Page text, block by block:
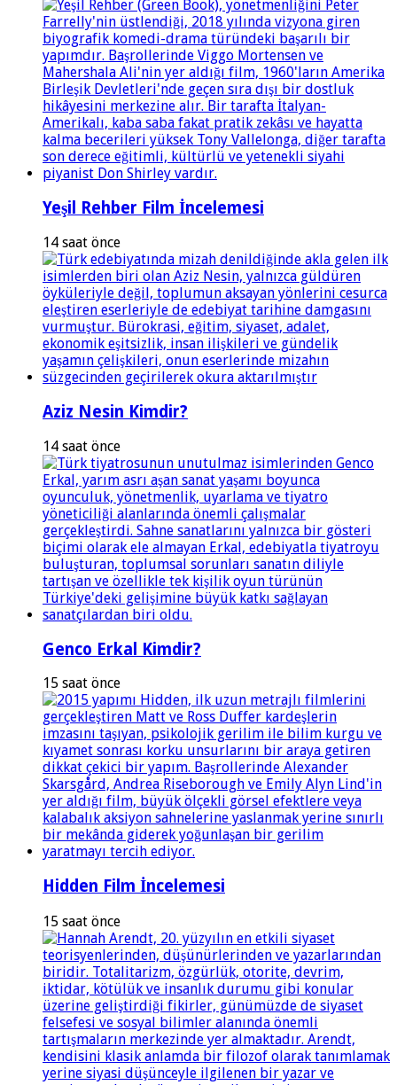
Yeşil Rehber Film İncelemesi
14 saat önce
Aziz Nesin Kimdir?
14 saat önce
Genco Erkal Kimdir?
15 saat önce
Hidden Film İncelemesi
15 saat önce